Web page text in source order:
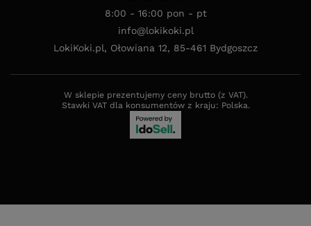
8:00 - 16:00 pon - pt
info@lokikoki.pl
LokiKoki.pl, Ołowiana 12, 85-461 Bydgoszcz
W sklepie prezentujemy ceny brutto (z VAT).
Stawki VAT dla konsumentów z kraju: Polska.